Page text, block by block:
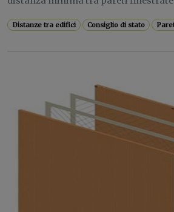
Distanze tra edifici Consiglio di stato